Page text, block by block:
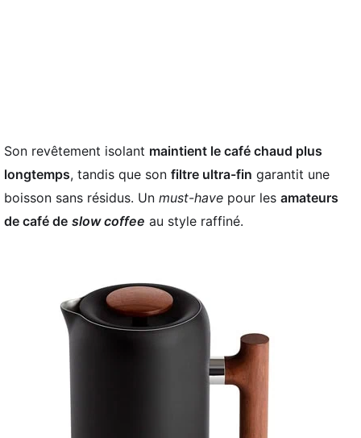
Son revêtement isolant maintient le café chaud plus
longtemps, tandis que son filtre ultra-fin garantit une
boisson sans résidus. Un must-have pour les amateurs
de café de slow coffee au style raffiné.